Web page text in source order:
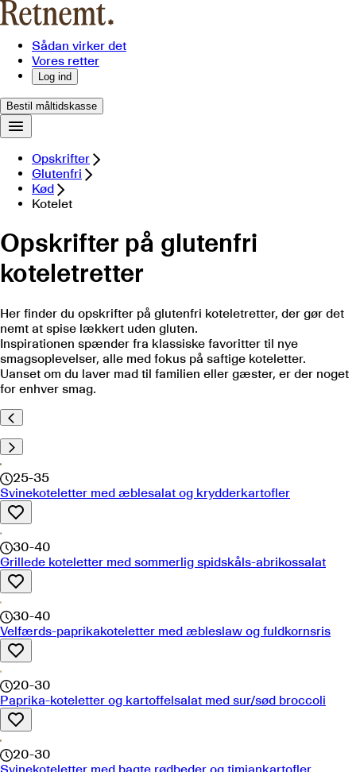
Sådan virker det
Vores retter
Log ind
Bestil måltidskasse
Opskrifter
Glutenfri
Kød
Kotelet
Opskrifter på glutenfri
koteletretter
Her finder du opskrifter på glutenfri koteletretter, der gør det
nemt at spise lækkert uden gluten.
Inspirationen spænder fra klassiske favoritter til nye
smagsoplevelser, alle med fokus på saftige koteletter.
Uanset om du laver mad til familien eller gæster, er der noget
for enhver smag.
25-35
Svinekoteletter med æblesalat og krydderkartofler
30-40
Grillede koteletter med sommerlig spidskåls-abrikossalat
30-40
Velfærds-paprikakoteletter med æbleslaw og fuldkornsris
20-30
Paprika-koteletter og kartoffelsalat med sur/sød broccoli
20-30